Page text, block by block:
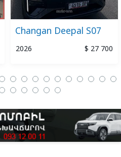
Changan Deepal S07
2026 $ 27 700